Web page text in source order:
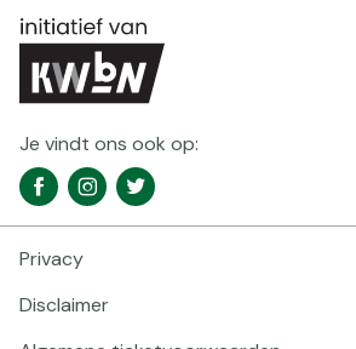
Je vindt ons ook op:
Social
media
FacebookInstagramTwitter
Footer
navigatie
Privacy
Disclaimer